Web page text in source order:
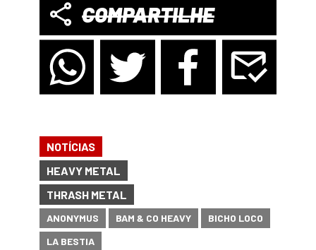
COMPARTILHE
NOTÍCIAS
HEAVY METAL
THRASH METAL
ANONYMUS BAM & CO HEAVY
BICHO LOCO
LA BESTIA